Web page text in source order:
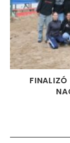
FINALIZÓ